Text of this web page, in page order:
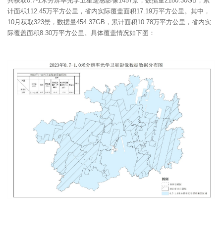
计面积112.45万平方公里，省内实际覆盖面积17.19万平方公里。其中，
10月获取323景，数据量454.37GB，累计面积10.78万平方公里，省内实
际覆盖面积8.30万平方公里。具体覆盖情况如下图：